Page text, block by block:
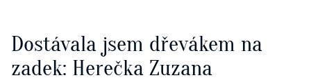
Dostávala jsem dřevákem na
zadek: Herečka Zuzana